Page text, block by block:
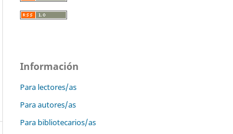
Información
Para lectores/as
Para autores/as
Para bibliotecarios/as